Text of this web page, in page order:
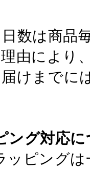
数は商品
由により
けまでに
ング対応
ッピング